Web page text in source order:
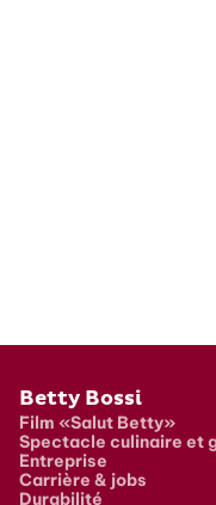
Pied de page
Betty Bossi
Film «Salut Betty»
Spectacle culinaire et
Entreprise
Carrière & jobs
Durabilité